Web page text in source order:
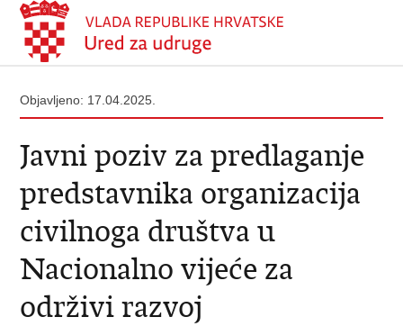
Objavljeno: 17.04.2025.
Javni poziv za predlaganje
predstavnika organizacija
civilnoga društva u
Nacionalno vijeće za
održivi razvoj